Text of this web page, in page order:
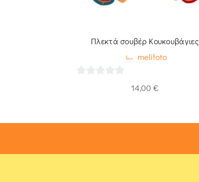
Πλεκτά σουβέρ Κουκουβάγιες
melifoto
5
14,00 €